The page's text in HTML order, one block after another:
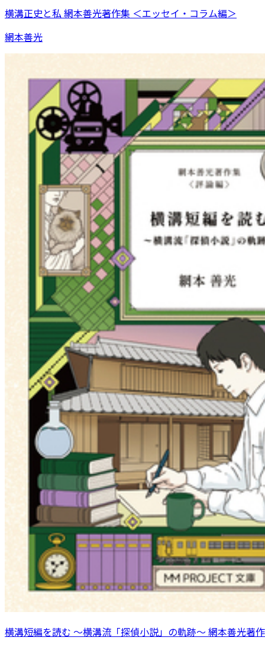
横溝正史と私 網本善光著作集 ＜エッセイ・コラム編＞
網本善光
横溝短編を読む 〜横溝流「探偵小説」の軌跡〜 網本善光著